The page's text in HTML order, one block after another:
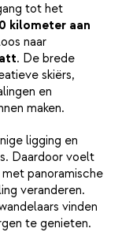
tot het
kilometer aan
naar
. De brede
skiërs,
en
maken.
ligging en
Daardoor voelt
panoramische
veranderen.
vinden
te genieten.